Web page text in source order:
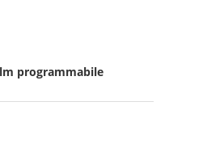
programmabile